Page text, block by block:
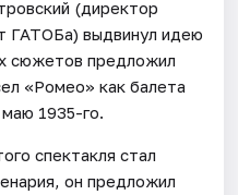
(директор
ГАТОБа) выдвинул идею
сюжетов предложил
«Ромео» как балета
1935-го.
спектакля стал
он предложил